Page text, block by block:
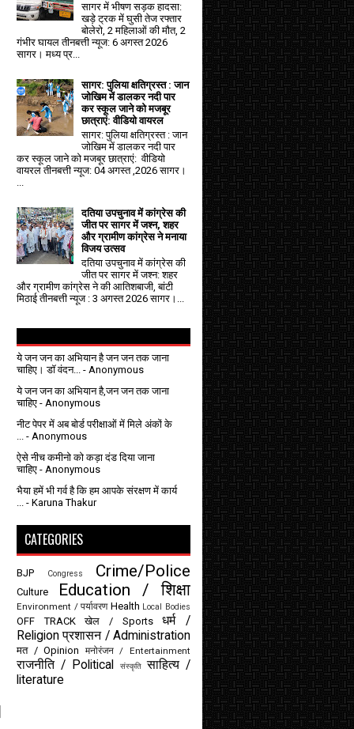
सागर में भीषण सड़क हादसा:
खड़े ट्रक में घुसी तेज रफ्तार
बोलेरो, 2 महिलाओं की मौत, 2
गंभीर घायल तीनबत्ती न्यूज: 6 अगस्त 2026
सागर। मध्य प्र...
सागर: पुलिया क्षतिग्रस्त : जान
जोखिम में डालकर नदी पार
कर स्कूल जाने को मजबूर
छात्राएं: वीडियो वायरल
सागर: पुलिया क्षतिग्रस्त : जान
जोखिम में डालकर नदी पार
कर स्कूल जाने को मजबूर छात्राएं: वीडियो
वायरल तीनबत्ती न्यूज: 04 अगस्त ,2026 सागर।
...
दतिया उपचुनाव में कांग्रेस की
जीत पर सागर में जश्न, शहर
और ग्रामीण कांग्रेस ने मनाया
विजय उत्सव
दतिया उपचुनाव में कांग्रेस की
जीत पर सागर में जश्न: शहर
और ग्रामीण कांग्रेस ने की आतिशबाजी, बांटी
मिठाई तीनबत्ती न्यूज : 3 अगस्त 2026 सागर।...
ये जन जन का अभियान है जन जन तक जाना
चाहिए। डॉ वंदन...
- Anonymous
ये जन जन का अभियान है,जन जन तक जाना
चाहिए - Anonymous
नीट पेपर में अब बोर्ड परीक्षाओं में मिले अंकों के
- Anonymous
ऐसे नीच कमीनो को कड़ा दंड दिया जाना
चाहिए - Anonymous
भैया हमें भी गर्व है कि हम आपके संरक्षण में कार्य
- Karuna Thakur
CATEGORIES
BJP Congress Crime/Police
Culture Education / शिक्षा
Environment / पर्यावरण Health Local Bodies
OFF TRACK खेल / Sports
धर्म /
Religion प्रशासन / Administration
मत / Opinion मनोरंजन / Entertainment
राजनीति / Political संस्कृति साहित्य /
literature